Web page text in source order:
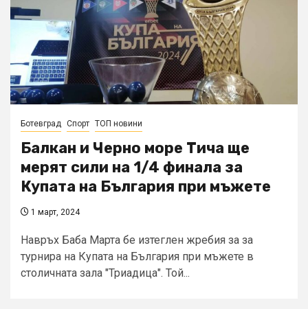
Ботевград Спорт ТОП новини
Балкан и Черно море Тича ще
мерят сили на 1/4 финала за
Купата на България при мъжете
1 март, 2024
Навръх Баба Марта бе изтеглен жребия за за
турнира на Купата на България при мъжете в
столичната зала "Триадица". Той...